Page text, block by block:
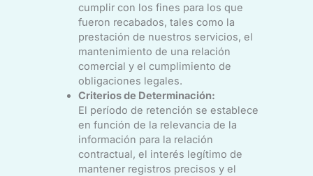
cumplir con los fines para los que
fueron recabados, tales como la
prestación de nuestros servicios, el
mantenimiento de una relación
comercial y el cumplimiento de
obligaciones legales.
Criterios de Determinación:
El período de retención se establece
en función de la relevancia de la
información para la relación
contractual, el interés legítimo de
mantener registros precisos y el